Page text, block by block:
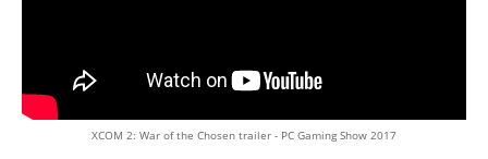
XCOM 2: War of the Chosen trailer - PC Gaming Show 2017